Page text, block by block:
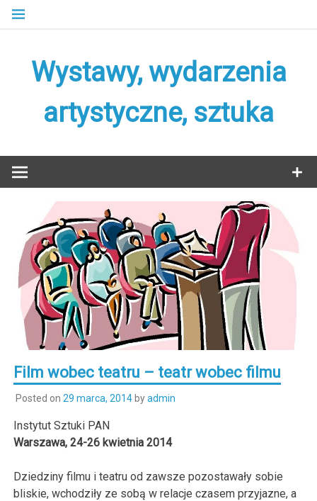
Skip
Wystawy, wydarzenia
artystyczne, sztuka
Film wobec teatru – teatr wobec filmu
Posted on 29 marca, 2014byadmin
Instytut Sztuki PAN
Warszawa, 24-26 kwietnia 2014
Dziedziny filmu i teatru od zawsze pozostawały sobie
bliskie, wchodziły ze sobą w relacje czasem przyjazne, a